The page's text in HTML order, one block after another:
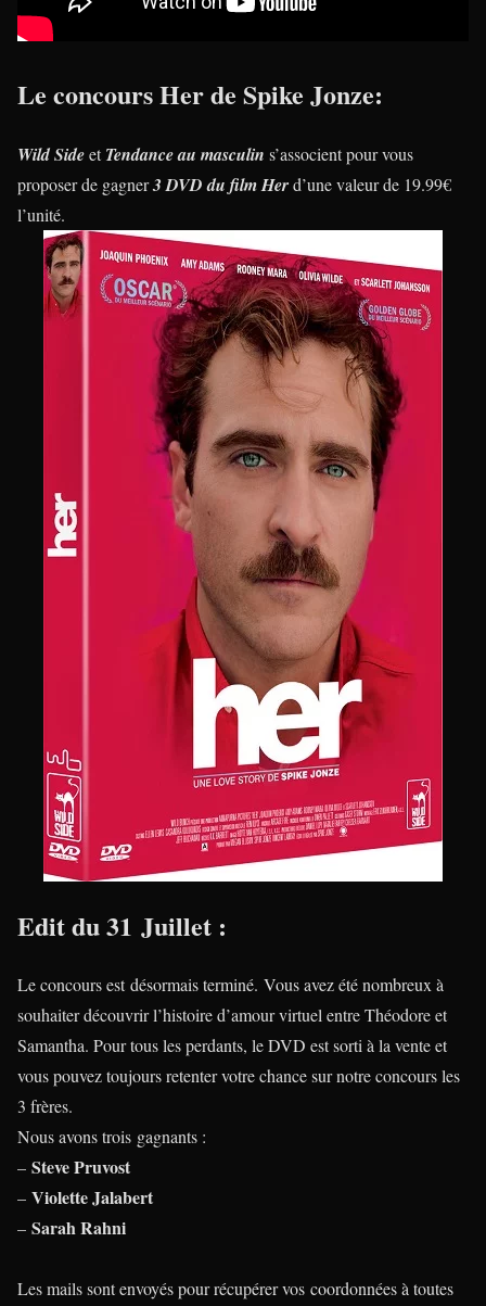
Le concours Her de Spike Jonze:
Wild SideetTendance au masculin s’associent pour vous
proposer de gagner3 DVD du film Herd’une valeur de 19.99€
l’unité.
Edit du 31 Juillet :
Le concours est désormais terminé. Vous avez été nombreux à
souhaiter découvrir l’histoire d’amour virtuel entre Théodore et
Samantha. Pour tous les perdants, le DVD est sorti à la vente et
vous pouvez toujours retenter votre chance sur notre concours les
3 frères.
Nous avons trois gagnants :
– Steve Pruvost
– Violette Jalabert
– Sarah Rahni
Les mails sont envoyés pour récupérer vos coordonnées à toutes